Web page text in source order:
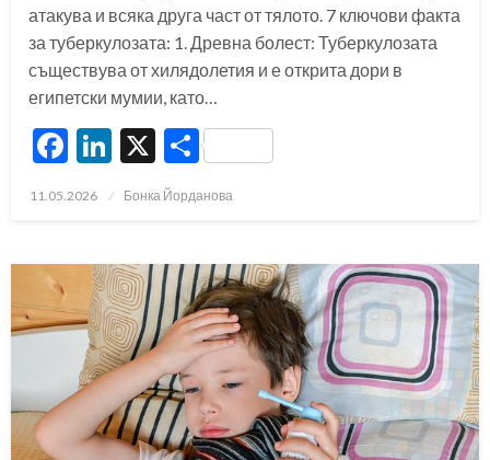
атакува и всяка друга част от тялото. 7 ключови факта
за туберкулозата: 1. Древна болест: Туберкулозата
съществува от хилядолетия и е открита дори в
египетски мумии, като…
Facebook
LinkedIn
X Share
Posted
11.05.2026 Бонка Йорданова